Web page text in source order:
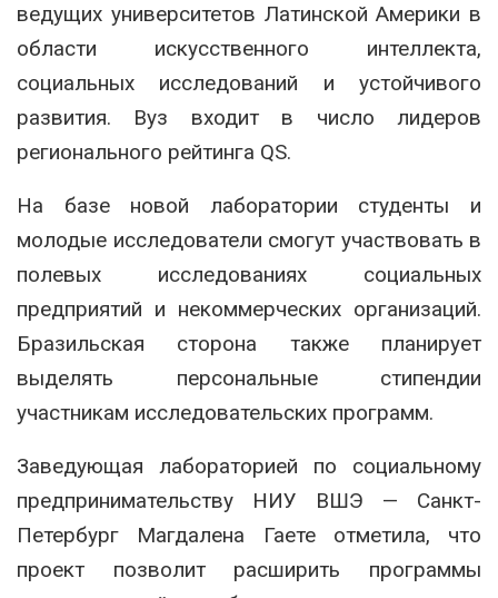
ведущих университетов Латинской Америки в
области искусственного интеллекта,
социальных исследований и устойчивого
развития. Вуз входит в число лидеров
регионального рейтинга QS.
На базе новой лаборатории студенты и
молодые исследователи смогут участвовать в
полевых исследованиях социальных
предприятий и некоммерческих организаций.
Бразильская сторона также планирует
выделять персональные стипендии
участникам исследовательских программ.
Заведующая лабораторией по социальному
предпринимательству НИУ ВШЭ — Санкт-
Петербург Магдалена Гаетеотметила, что
проект позволит расширить программы